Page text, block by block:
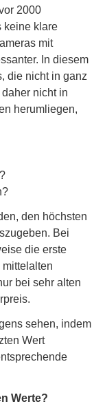
2000
keine klare
mit
In diesem
die nicht in ganz
nicht in
herumliegen,
den höchsten
Bei
die erste
bei sehr alten
sehen, indem
Wert
Werte?